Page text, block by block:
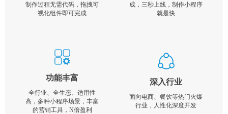
制作过程无需代码，拖拽可
视化组件即可完成
成，三秒上线，制作小程序
就是快
功能丰富
全行业、全生态、适用性
高，多种小程序场景，丰富
的营销工具，N倍盈利
深入行业
面向电商、餐饮等热门火爆
行业，人性化深度开发